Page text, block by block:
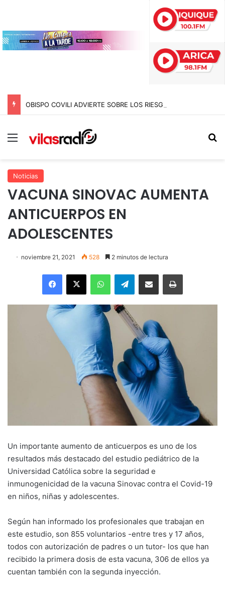
Menú
Noticias
VACUNA SINOVAC AUMENTA
ANTICUERPOS EN
ADOLESCENTES
noviembre 21, 2021 528 2 minutos de lectura
Facebook
X WhatsAppTelegramEnviar vía email Imprimir
Un importante aumento de anticuerpos es uno de los
resultados más destacado del estudio pediátrico de la
Universidad Católica sobre la seguridad e
inmunogenicidad de la vacuna Sinovac contra el Covid-19
en niños, niñas y adolescentes.
Según han informado los profesionales que trabajan en
este estudio, son 855 voluntarios -entre tres y 17 años,
todos con autorización de padres o un tutor- los que han
recibido la primera dosis de esta vacuna, 306 de ellos ya
cuentan también con la segunda inyección.